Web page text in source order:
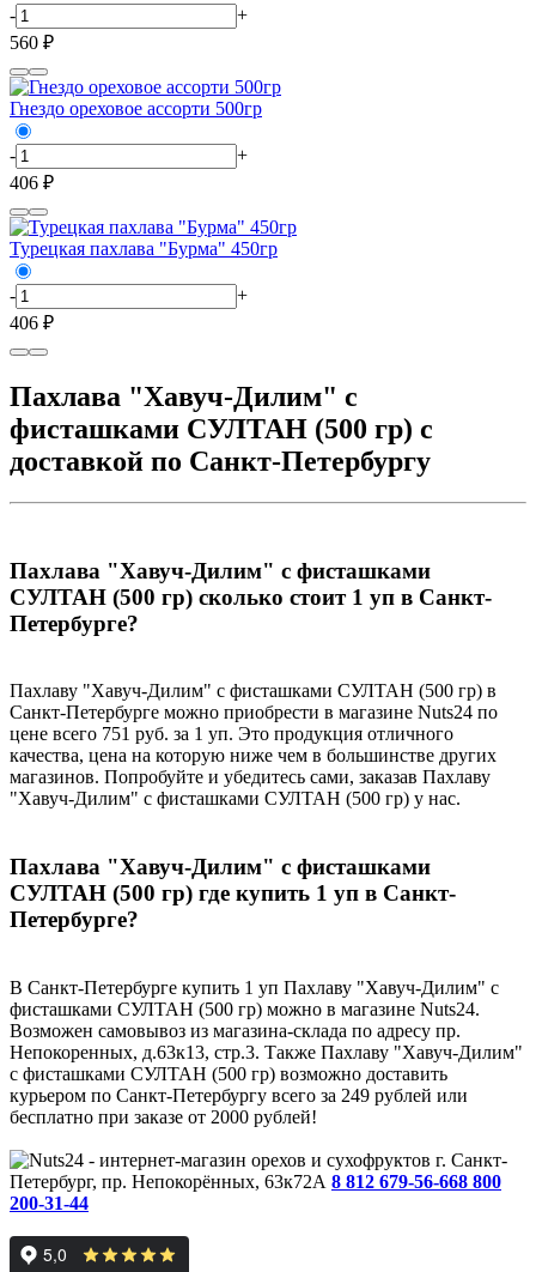
-
+
560 ₽
Гнездо ореховое ассорти 500гр
-
+
406 ₽
Турецкая пахлава "Бурма" 450гр
-
+
406 ₽
Пахлава "Хавуч-Дилим" с
фисташками СУЛТАН (500 гр) с
доставкой по Санкт-Петербургу
Пахлава "Хавуч-Дилим" с фисташками
СУЛТАН (500 гр) сколько стоит 1 уп в Санкт-
Петербурге?
Пахлаву "Хавуч-Дилим" с фисташками СУЛТАН (500 гр) в
Санкт-Петербурге можно приобрести в магазине Nuts24 по
цене всего 751 руб. за 1 уп. Это продукция отличного
качества, цена на которую ниже чем в большинстве других
магазинов. Попробуйте и убедитесь сами, заказав Пахлаву
"Хавуч-Дилим" с фисташками СУЛТАН (500 гр) у нас.
Пахлава "Хавуч-Дилим" с фисташками
СУЛТАН (500 гр) где купить 1 уп в Санкт-
Петербурге?
В Санкт-Петербурге купить 1 уп Пахлаву "Хавуч-Дилим" с
фисташками СУЛТАН (500 гр) можно в магазине Nuts24.
Возможен самовывоз из магазина-склада по адресу пр.
Непокоренных, д.63к13, стр.3. Также Пахлаву "Хавуч-Дилим"
с фисташками СУЛТАН (500 гр) возможно доставить
курьером по Санкт-Петербургу всего за 249 рублей или
бесплатно при заказе от 2000 рублей!
г. Санкт-
Петербург, пр. Непокорённых, 63к72А 8 812 679-56-668 800
200-31-44